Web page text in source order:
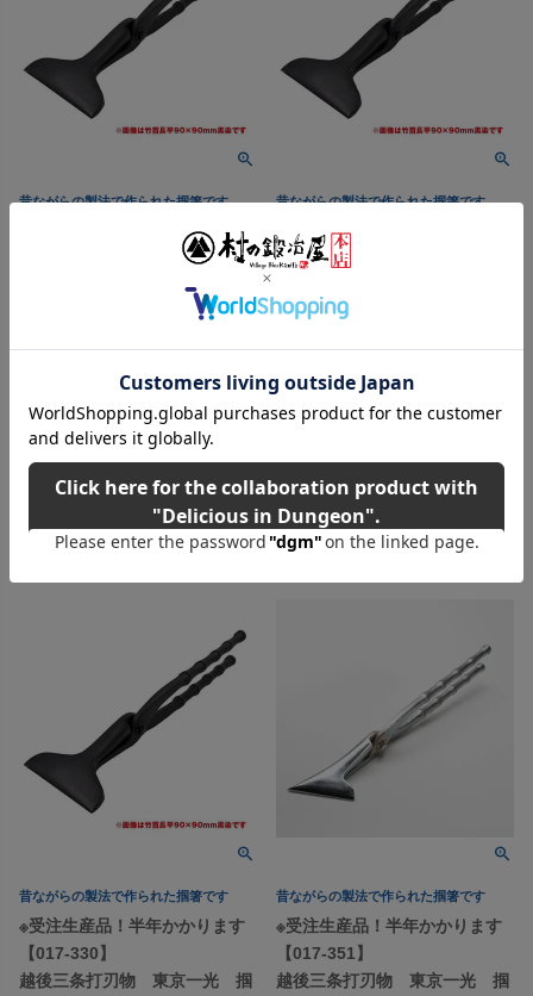
昔ながらの製法で作られた掴箸です
越後三条打刃物 東京一光 掴
箸首長平90黒染 竹シリーズ
飲込120mm ＜三条市製｜
する竹シリーズ
【頑張って送料無料！】
税込価格 ¥ 104,280税込
カートに入れる
昔ながらの製法で作られた掴箸です
【017-331】
越後三条打刃物 東京一光 掴
飲込110mm ＜三条市製｜
する竹シリーズ
【頑張って送料無料！】
税込価格 ¥ 99,220税込
カートに入れる
昔ながらの製法で作られた掴箸です
※受注生産品！半年かかります
【017-330】
越後三条打刃物 東京一光 掴
昔ながらの製法で作られた掴箸です
※受注生産品！半年かかります
【017-351】
越後三条打刃物 東京一光 掴